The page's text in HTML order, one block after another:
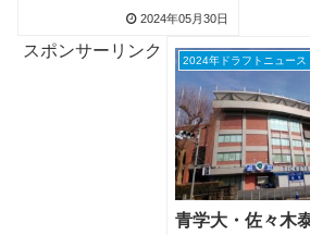
ト・オリックスが評価
2024年05月30日
スポンサーリンク
2024年ドラフトニュース
青学大・佐々木